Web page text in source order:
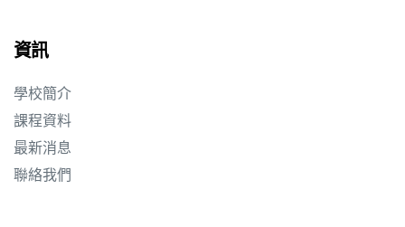
資訊
學校簡介
課程資料
最新消息
聯絡我們